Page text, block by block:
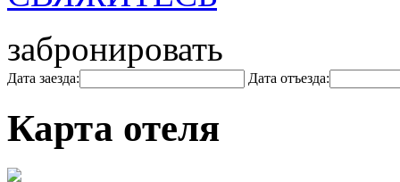
забронировать
Дата заезда: Дата отъезда:
Карта отеля